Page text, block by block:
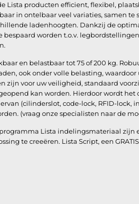
Lista producten efficient, flexibel,
in ontelbaar veel variaties, samen
ladenhoogten. Dankzij de
worden t.o.v.
en belastbaar tot 75 of 200 kg.
ook onder volle belasting,
zijn voor uw veiligheid, standaard
kan worden. Hierdoor wordt
(cilinderslot, code-lock, RFID-lock,
(vraag onze specialisten naar de
Lista indelingsmateriaal zijn
te creeëren. Lista Script, een